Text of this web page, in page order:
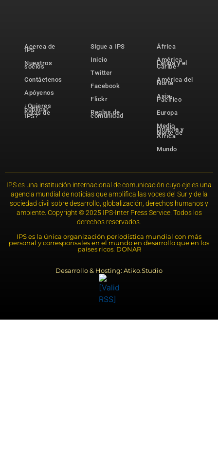
Acerca de
IPS
Nuestros
socios
Contáctenos
Apóyenos
¿Quieres
publicar
notas de
IPS?
Sigue a IPS
Inicio
Twitter
Facebook
Flickr
Reglas de
comunidad
África
América
Latina y el
Caribe
América del
Norte
Asia-
Pacífico
Europa
Medio
Oriente y
Norte de
África
Mundo
IPS es una institución internacional de comunicación cuyo eje es una
agencia mundial de noticias que amplifica las voces del Sur y de la
sociedad civil sobre desarrollo, globalización, derechos humanos y
ambiente. Copyright © 2025 IPS-Inter Press Service. Todos los
derechos reservados.
IPS es la única organización periodística mundial con más
personal y corresponsales en el mundo en desarrollo que en los
países ricos. DONAR
Desarrollo & Hosting: Atiko.Studio